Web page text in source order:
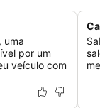
uma
por um
veículo com